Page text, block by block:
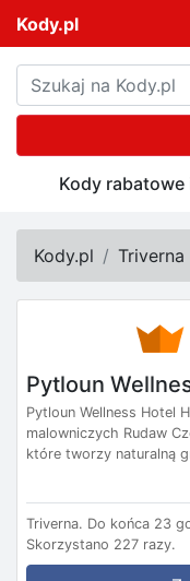
Kody.pl
Kody
Kody.pl Triverna
Pytloun
Pytloun Wellness Hotel
malowniczych Rudaw
które tworzy naturalną
Triverna. Do końca 23
Skorzystano 227 razy.